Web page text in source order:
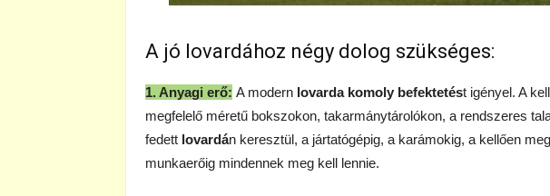
A jó lovardához négy dolog szükséges:
1. Anyagi erő: A modern lovarda komoly befektetést igényel. A
megfelelő méretű bokszokon, takarmánytárolókon, a rendszeres
fedett lovardán keresztül, a jártatógépig, a karámokig, a kellően
munkaerőig mindennek meg kell lennie.